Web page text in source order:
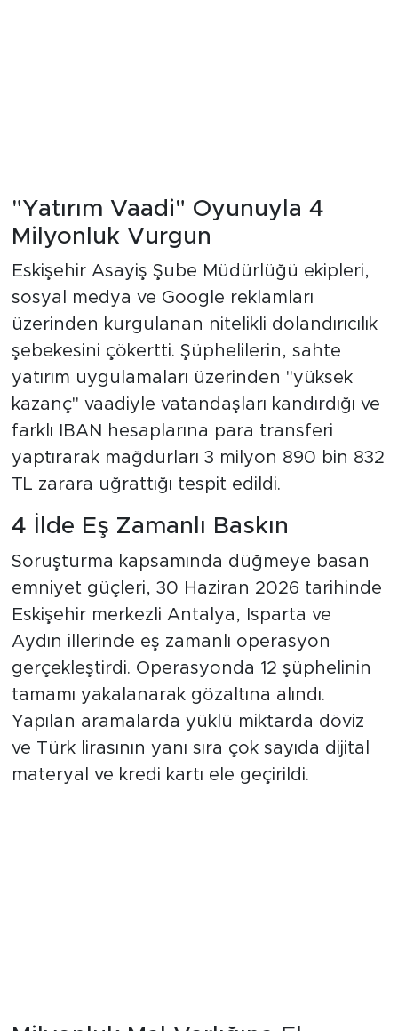
"Yatırım Vaadi" Oyunuyla 4
Milyonluk Vurgun
Eskişehir Asayiş Şube Müdürlüğü ekipleri,
sosyal medya ve Google reklamları
üzerinden kurgulanan nitelikli dolandırıcılık
şebekesini çökertti. Şüphelilerin, sahte
yatırım uygulamaları üzerinden "yüksek
kazanç" vaadiyle vatandaşları kandırdığı ve
farklı IBAN hesaplarına para transferi
yaptırarak mağdurları 3 milyon 890 bin 832
TL zarara uğrattığı tespit edildi.
4 İlde Eş Zamanlı Baskın
Soruşturma kapsamında düğmeye basan
emniyet güçleri, 30 Haziran 2026 tarihinde
Eskişehir merkezli Antalya, Isparta ve
Aydın illerinde eş zamanlı operasyon
gerçekleştirdi. Operasyonda 12 şüphelinin
tamamı yakalanarak gözaltına alındı.
Yapılan aramalarda yüklü miktarda döviz
ve Türk lirasının yanı sıra çok sayıda dijital
materyal ve kredi kartı ele geçirildi.